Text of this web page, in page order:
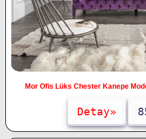
Mor Ofis Lüks Chester Kanepe
Detay»